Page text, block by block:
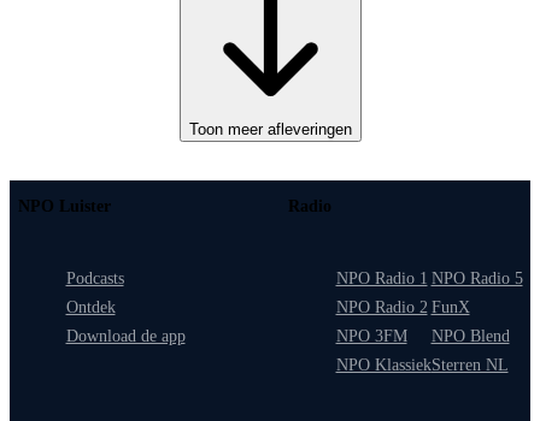
Toon meer afleveringen
NPO Luister
Podcasts
Ontdek
Download de app
Radio
NPO Radio 1
NPO Radio 2
NPO 3FM
NPO Klassiek
NPO Radio 5
FunX
NPO Blend
Sterren NL